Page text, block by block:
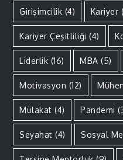
Girişimcilik (4) Kariyer
Kariyer Çeşitliliği (4)
Liderlik (16) MBA (5)
Motivasyon (12)
Mülakat (4) Pandemi
Seyahat (4) Sosyal